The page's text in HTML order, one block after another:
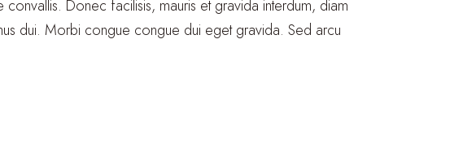
Donec facilisis, mauris et gravida interdum, diam
dui. Morbi congue congue dui eget gravida. Sed arcu